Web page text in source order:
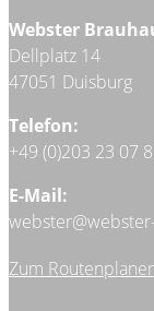
Webster
Dellplatz 14
47051 Duisburg
Telefon:
+49 (0)203 23 07 8
E-Mail:
Zum Routenplaner